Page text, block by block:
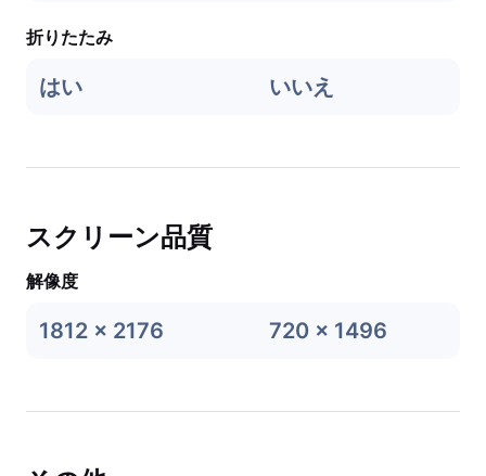
折りたたみ
はい いいえ
スクリーン品質
解像度
1812 x 2176 720 x 1496